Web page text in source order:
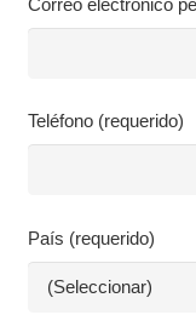
Teléfono (requerido)
País (requerido)